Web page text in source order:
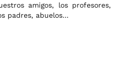
amigos, los profesores,
padres, abuelos…